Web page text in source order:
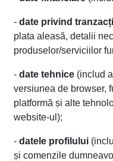
- date privind
plata aleasă, detalii
produselor/serviciilor
- date tehnice (includ
versiunea de browser,
platformă și alte
website-ul);
- datele profilului
și comenzile